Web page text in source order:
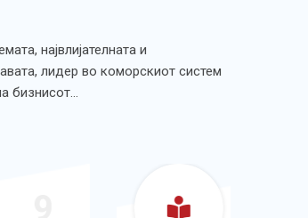
највлијателната и
лидер во коморскиот систем
бизнисот…
10